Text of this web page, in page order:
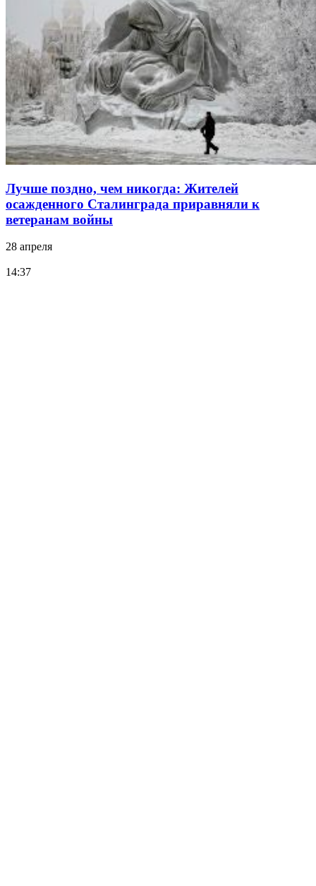
Лучше поздно, чем никогда: Жителей
осажденного Сталинграда приравняли к
ветеранам войны
28 апреля
14:37